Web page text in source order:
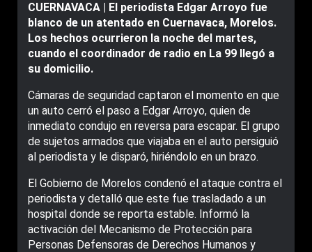
CUERNAVACA | El periodista Edgar Arroyo fue
blanco de un atentado en Cuernavaca, Morelos.
Los hechos ocurrieron la noche del martes,
cuando el coordinador de radio en La 99 llegó a
su domicilio.
Cámaras de seguridad captaron el momento en que
un auto cerró el paso a Edgar Arroyo, quien de
inmediato condujo en reversa para escapar. El grupo
de sujetos armados que viajaba en el auto persiguió
al periodista y le disparó, hiriéndolo en un brazo.
El Gobierno de Morelos condenó el ataque contra el
periodista y detalló que este fue trasladado a un
hospital donde se reporta estable. Informó la
activación del Mecanismo de Protección para
Personas Defensoras de Derechos Humanos y